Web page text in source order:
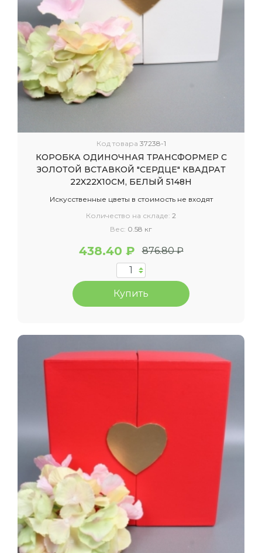
Код товара 37238-1
КОРОБКА ОДИНОЧНАЯ ТРАНСФОРМЕР С
ЗОЛОТОЙ ВСТАВКОЙ "СЕРДЦЕ" КВАДРАТ
22X22X10СМ, БЕЛЫЙ 5148Н
Искусственные цветы в стоимость не входят
Количество на складе: 2
Вес: 0.58 кг
438.40 ₽ 876.80 ₽
Купить